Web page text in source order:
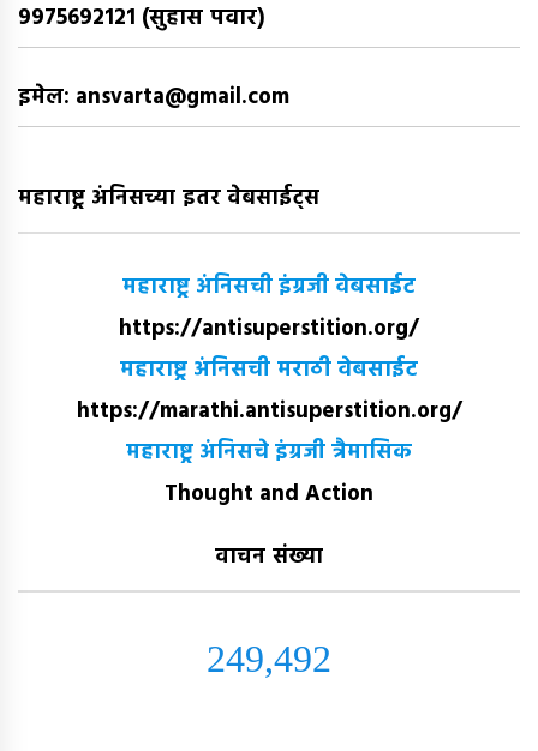
9975692121 (सुहास पवार)
इमेल: ansvarta@gmail.com
महाराष्ट्र अंनिसच्या इतर वेबसाईट्स
महाराष्ट्र अंनिसची इंग्रजी वेबसाईट
https://antisuperstition.org/
महाराष्ट्र अंनिसची मराठी वेबसाईट
https://marathi.antisuperstition.org/
महाराष्ट्र अंनिसचे इंग्रजी त्रैमासिक
Thought and Action
वाचन संख्या
249,492